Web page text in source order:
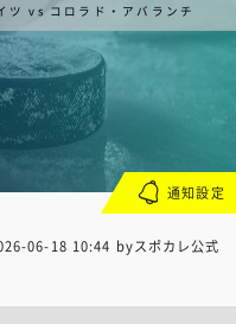
ツ vs コロラド・アバランチ
06-18 10:44 byスポカレ公式
通知設定